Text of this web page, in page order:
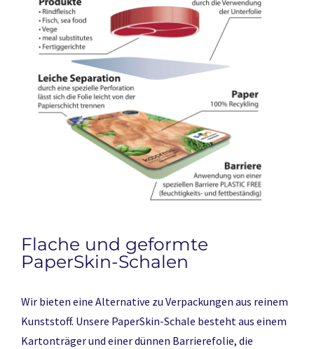
Flache und geformte
PaperSkin-Schalen
Wir bieten eine Alternative zu Verpackungen aus reinem
Kunststoff. Unsere PaperSkin-Schale besteht aus einem
Kartonträger und einer dünnen Barrierefolie, die